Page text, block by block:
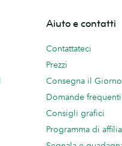
Aiuto e contatti
Contattateci
Prezzi
Consegna il
Domande frequenti
Consigli grafici
Programma di